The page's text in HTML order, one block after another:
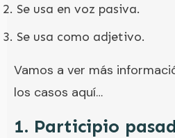
Se usa en voz pasiva.
Se usa como adjetivo.
Vamos a ver más
los casos aquí…
1. Participio